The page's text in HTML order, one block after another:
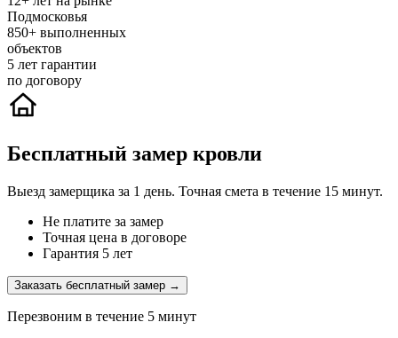
Подмосковья
850+ выполненных
объектов
5 лет гарантии
по договору
Бесплатный замер кровли
Выезд замерщика за 1 день. Точная смета в течение 15 минут.
Не платите за замер
Точная цена в договоре
Гарантия 5 лет
Заказать бесплатный замер →
Перезвоним в течение 5 минут